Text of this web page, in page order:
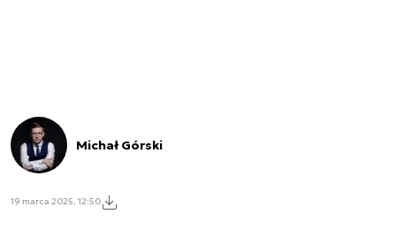
Michał Górski
19 marca 2025, 12:50